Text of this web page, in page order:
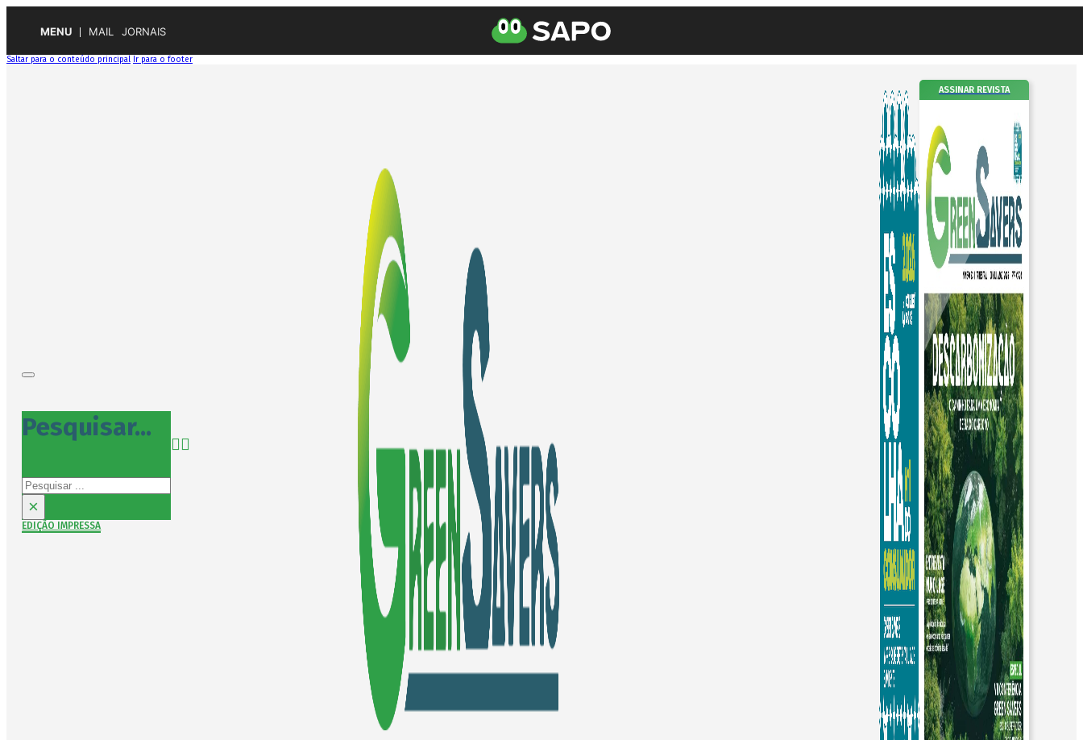
MENU MAIL JORNAIS
Saltar para o conteúdo principal Ir para o footer
Pesquisar...
Pesquisar
×
EDIÇÃO IMPRESSA
ASSINAR REVISTA